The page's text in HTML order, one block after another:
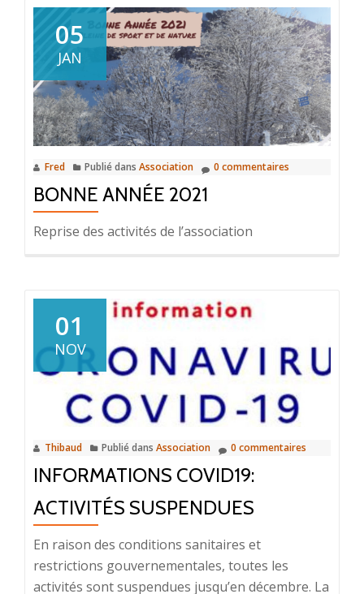
reprise
hauteur
de
l’attente
05
JAN
Fred Publié dans Association 0 commentaires
BONNE ANNÉE 2021
Reprise des activités de l’association
01
NOV
Thibaud Publié dans Association 0 commentaires
INFORMATIONS COVID19:
ACTIVITÉS SUSPENDUES
En raison des conditions sanitaires et
restrictions gouvernementales, toutes les
activités sont suspendues jusqu’en décembre. La